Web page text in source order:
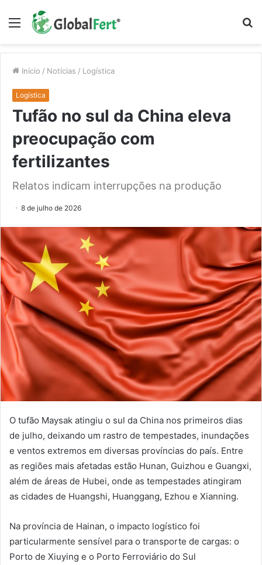
Menu
Início / Notícias / Logística
Logística
Tufão no sul da China eleva
preocupação com
fertilizantes
Relatos indicam interrupções na produção
8 de julho de 2026
O tufão Maysak atingiu o sul da China nos primeiros dias
de julho, deixando um rastro de tempestades, inundações
e ventos extremos em diversas províncias do país. Entre
as regiões mais afetadas estão Hunan, Guizhou e Guangxi,
além de áreas de Hubei, onde as tempestades atingiram
as cidades de Huangshi, Huanggang, Ezhou e Xianning.
Na província de Hainan, o impacto logístico foi
particularmente sensível para o transporte de cargas: o
Porto de Xiuying e o Porto Ferroviário do Sul